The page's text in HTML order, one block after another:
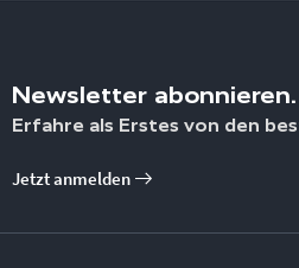
Newsletter abonnieren.
Erfahre als Erstes von den
Jetzt anmelden